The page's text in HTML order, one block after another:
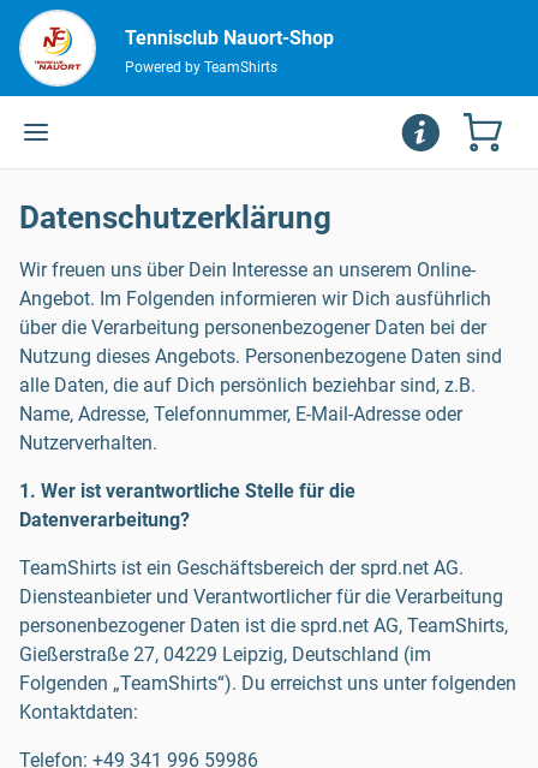
Tennisclub Nauort-Shop
Powered by TeamShirts
Datenschutzerklärung
Wir freuen uns über Dein Interesse an unserem Online-
Angebot. Im Folgenden informieren wir Dich ausführlich
über die Verarbeitung personenbezogener Daten bei der
Nutzung dieses Angebots. Personenbezogene Daten sind
alle Daten, die auf Dich persönlich beziehbar sind, z.B.
Name, Adresse, Telefonnummer, E-Mail-Adresse oder
Nutzerverhalten.
1. Wer ist verantwortliche Stelle für die
Datenverarbeitung?
TeamShirts ist ein Geschäftsbereich der sprd.net AG.
Diensteanbieter und Verantwortlicher für die Verarbeitung
personenbezogener Daten ist die sprd.net AG, TeamShirts,
Gießerstraße 27, 04229 Leipzig, Deutschland (im
Folgenden „TeamShirts“). Du erreichst uns unter folgenden
Kontaktdaten:
Telefon: +49 341 996 59986